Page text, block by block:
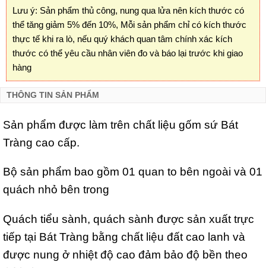
Lưu ý: Sản phẩm thủ công, nung qua lửa nên kích thước có
thể tăng giảm 5% đến 10%, Mỗi sản phẩm chỉ có kích thước
thực tế khi ra lò, nếu quý khách quan tâm chính xác kích
thước có thể yêu cầu nhân viên đo và báo lại trước khi giao
hàng
THÔNG TIN SẢN PHẨM
Sản phẩm được làm trên chất liệu gốm sứ Bát
Tràng cao cấp.
Bộ sản phẩm bao gồm 01 quan to bên ngoài và 01
quách nhỏ bên trong
Quách tiểu sành, quách sành được sản xuất trực
tiếp tại Bát Tràng bằng chất liệu đất cao lanh và
được nung ở nhiệt độ cao đảm bảo độ bền theo